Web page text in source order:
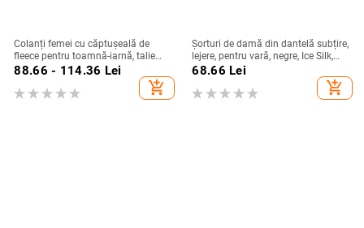
Colanți femei cu căptușeală de
fleece pentru toamnă-iarnă, talie
înaltă, croială slim, căptușeală de
fleece de greutate medie, lungime
9/10, calzi, disponibile în mărimi
88.66 - 114.36 Lei
add_shopping_cart
Șorturi de damă din dantelă subțire,
lejere, pentru vară, negre, Ice Silk,
mărime plus, pot fi purtate și ca
68.66 Lei
add_shopping_cart